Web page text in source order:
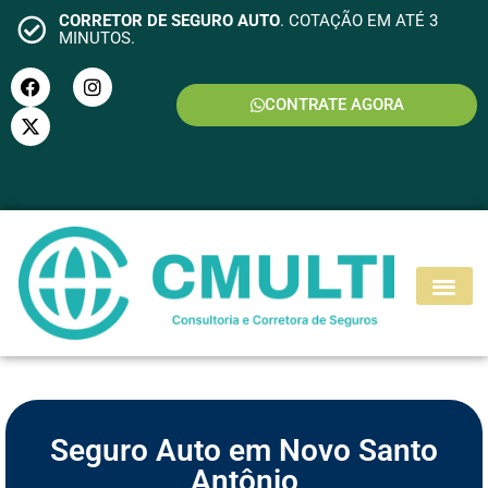
CORRETOR DE SEGURO AUTO. COTAÇÃO EM ATÉ 3
MINUTOS.
CONTRATE AGORA
SEGURO MOTO
Seguro Auto em Novo Santo